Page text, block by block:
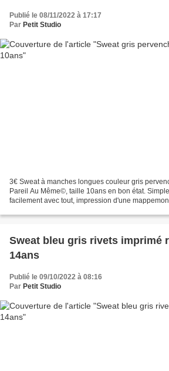
Publié le 08/11/2022 à 17:17
Par Petit Studio
3€ Sweat à manches longues couleur gris
Pareil Au Même©, taille 10ans en bon état.
facilement avec tout, impression d'une
Sweat bleu gris rivets imprimé
14ans
Publié le 09/10/2022 à 08:16
Par Petit Studio